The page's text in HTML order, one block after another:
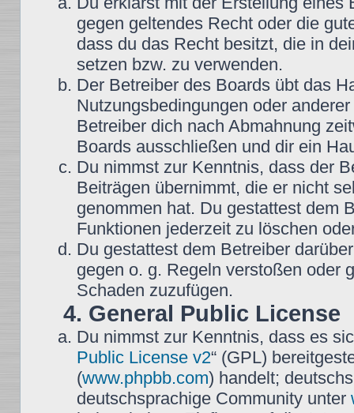
gegen geltendes Recht oder die
dass du das Recht besitzt, die in
setzen bzw. zu verwenden.
Der Betreiber des Boards übt das
Nutzungsbedingungen oder
Betreiber dich nach Abmahnung
Boards ausschließen und dir ein
Du nimmst zur Kenntnis, dass der
Beiträgen übernimmt, die er nicht
genommen hat. Du gestattest dem
Funktionen jederzeit zu löschen
Du gestattest dem Betreiber
gegen o. g. Regeln verstoßen oder
Schaden zuzufügen.
4. General Public License
Du nimmst zur Kenntnis, dass es
Public License v2“ (GPL)
(www.phpbb.com) handelt;
deutschsprachige Community unter